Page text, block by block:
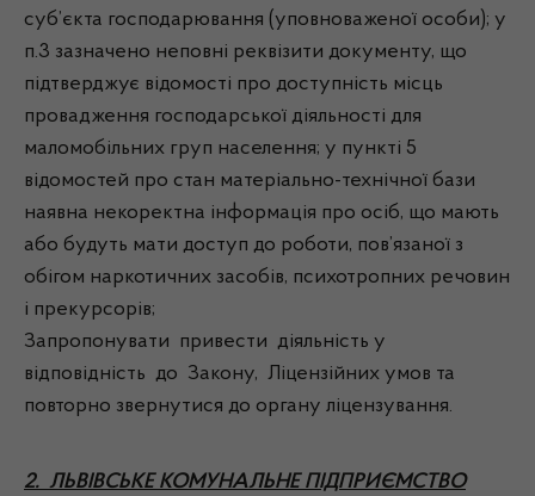
суб’єкта господарювання (уповноваженої особи); у
п.3 зазначено неповні реквізити документу, що
підтверджує відомості про доступність місць
провадження господарської діяльності для
маломобільних груп населення; у пункті 5
відомостей про стан матеріально-технічної бази
наявна некоректна інформація про осіб, що мають
або будуть мати доступ до роботи, пов’язаної з
обігом наркотичних засобів, психотропних речовин
і прекурсорів;
Запропонувати привести діяльність у
відповідність до Закону, Ліцензійних умов та
повторно звернутися до органу ліцензування.
2. ЛЬВІВСЬКЕ КОМУНАЛЬНЕ ПІДПРИЄМСТВО